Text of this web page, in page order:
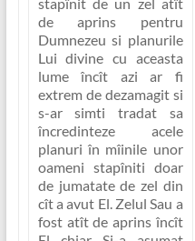
de aprins pentru
Dumnezeu si planurile
Lui divine cu aceasta
lume încît azi ar fi
extrem de dezamagit si
s-ar simti tradat sa
încredinteze acele
planuri în mîinile unor
oameni stapîniti doar
de jumatate de zel din
cît a avut El. Zelul Sau a
fost atît de aprins încît